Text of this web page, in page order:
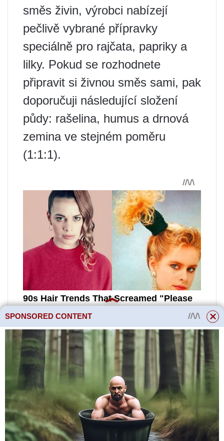
směs živin, výrobci nabízejí
pečlivě vybrané přípravky
speciálně pro rajčata, papriky a
lilky. Pokud se rozhodnete
připravit si živnou směs sami, pak
doporučuji následující složení
půdy: rašelina, humus a drnová
zemina ve stejném poměru
(1:1:1).
SPONSORED CONTENT